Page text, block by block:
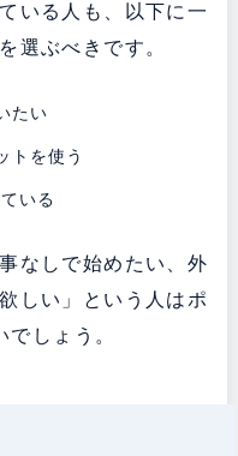
いる人も、以下に一
選ぶべきです。
たい
トを使う
いる
なしで始めたい、外
しい」という人はポ
しょう。